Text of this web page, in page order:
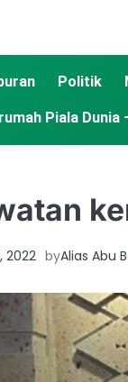
Politik
Piala Dunia
2022 byAlias Abu